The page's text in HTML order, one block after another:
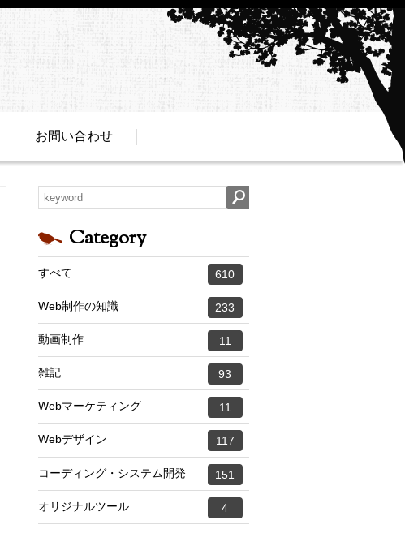
お問い合わせ
Category
すべて 610
Web制作の知識 233
動画制作 11
雑記 93
Webマーケティング 11
Webデザイン 117
コーディング・システム開発 151
オリジナルツール 4